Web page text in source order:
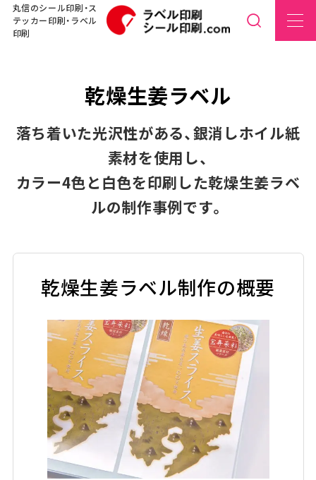
丸信のシール印刷・ス
テッカー印刷・ラベル
印刷
乾燥生姜ラベル
落ち着いた光沢性がある、銀消しホイル紙
素材を使用し、
カラー4色と白色を印刷した乾燥生姜ラベ
ルの制作事例です。
乾燥生姜ラベル制作の概要